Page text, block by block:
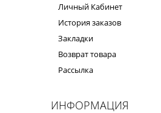
Личный Кабинет
История заказов
Закладки
Возврат товара
Рассылка
ИНФОРМАЦИЯ